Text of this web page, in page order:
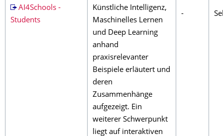
AI4Schools -
Students
Künstliche Intelligenz,
Maschinelles Lernen
und Deep Learning
anhand
praxisrelevanter
Beispiele erläutert und
deren
Zusammenhänge
aufgezeigt. Ein
weiterer Schwerpunkt
liegt auf interaktiven
-